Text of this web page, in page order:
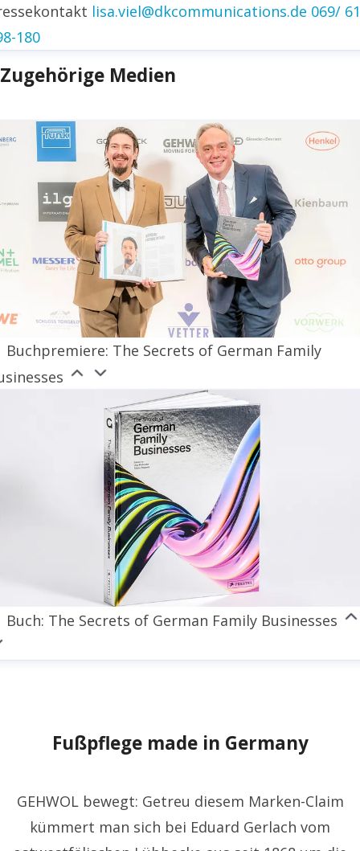
lisa.viel@dkcommunications.de 069/ 61
180
Zugehörige Medien
Buchpremiere: The Secrets of German Family
Buch: The Secrets of German Family Businesses
Fußpflege made in Germany
GEHWOL bewegt: Getreu diesem Marken-Claim
kümmert man sich bei Eduard Gerlach vom